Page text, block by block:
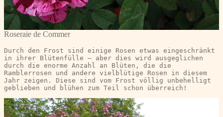
Roseraie de Commer
Durch den Frost sind einige Rosen etwas eingeschränkt
in ihrer Blütenfülle – aber dies wird ausgeglichen
durch die enorme Anzahl an Blüten, die die
Ramblerrosen und andere vielblütige Rosen in diesem
Jahr zeigen. Diese sind vom Frost völlig unbehelligt
geblieben und blühen zum Teil schon überreich!